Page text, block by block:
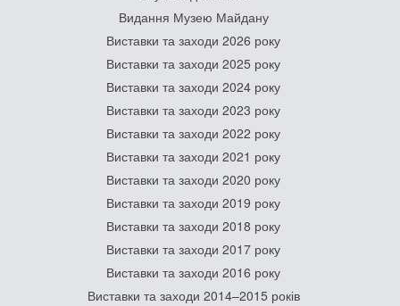
Видання Музею Майдану
Виставки та заходи 2026 року
Виставки та заходи 2025 року
Виставки та заходи 2024 року
Виставки та заходи 2023 року
Виставки та заходи 2022 року
Виставки та заходи 2021 року
Виставки та заходи 2020 року
Виставки та заходи 2019 року
Виставки та заходи 2018 року
Виставки та заходи 2017 року
Виставки та заходи 2016 року
Виставки та заходи 2014–2015 років